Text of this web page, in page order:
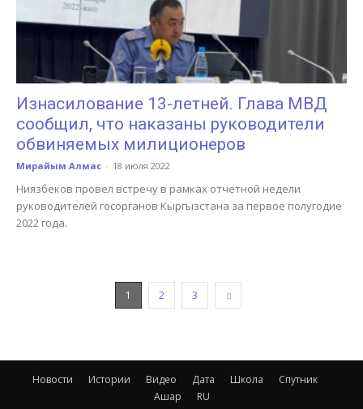
Изнасилование 13-летней. Глава МВД
сообщил, что наказаны руководители
обвиняемых милиционеров
Мирайым Алмас - 18 июля 2022
Ниязбеков провел встречу в рамках отчетной недели
руководителей госорганов Кыргызстана за первое полугодие
2022 года.
1 2 3
Новости Истории Видео Дата Школа
Спутник
Ашар
RU